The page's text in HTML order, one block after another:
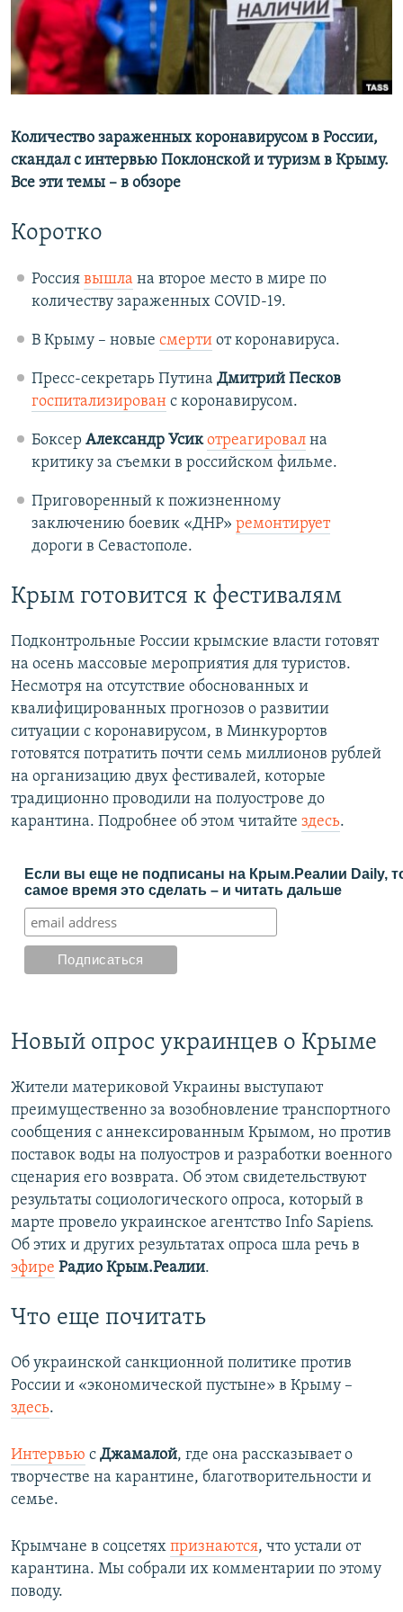
ПОБЕДИТЕЛЕЙ НЕ СУДЯТ?
КРЫМ.НЕПОКОРЕННЫЙ
ELIFBE
ПРИСОЕДИНЯЙТЕСЬ!
Все сайты RFE/RL
Количество зараженных коронавирусом в России,
скандал с интервью Поклонской и туризм в Крыму.
Все эти темы – в обзоре
Коротко
Россия вышла на второе место в мире по
количеству зараженных COVID-19.
В Крыму – новые смертиот коронавируса.
Пресс-секретарь Путина Дмитрий Песков
госпитализированс коронавирусом.
Боксер Александр Усик отреагировална
критику за съемки в российском фильме.
Приговоренный к пожизненному
заключению боевик «ДНР» ремонтирует
дороги в Севастополе.
Крым готовится к фестивалям
Подконтрольные России крымские власти готовят
на осень массовые мероприятия для туристов.
Несмотря на отсутствие обоснованных и
квалифицированных прогнозов о развитии
ситуации с коронавирусом, в Минкурортов
готовятся потратить почти семь миллионов рублей
на организацию двух фестивалей, которые
традиционно проводили на полуострове до
карантина. Подробнее об этом читайте здесь.
Если вы еще не подписаны на Крым.Реалии Daily,
самое время это сделать – и читать дальше
Новый опрос украинцев о Крыме
Жители материковой Украины выступают
преимущественно за возобновление транспортного
сообщения с аннексированным Крымом, но против
поставок воды на полуостров и разработки военного
сценария его возврата. Об этом свидетельствуют
результаты социологического опроса, который в
марте провело украинское агентство Info Sapiens.
Об этих и других результатах опроса шла речь в
эфире Радио Крым.Реалии.
Что еще почитать
Об украинской санкционной политике против
России и «экономической пустыне» в Крыму –
здесь.
Интервью с Джамалой, где она рассказывает о
творчестве на карантине, благотворительности и
семье.
Крымчане в соцсетях признаются, что устали от
карантина. Мы собрали их комментарии по этому
поводу.